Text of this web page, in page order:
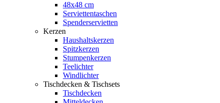
48x48 cm
Serviettentaschen
Spenderservietten
Kerzen
Haushaltskerzen
Spitzkerzen
Stumpenkerzen
Teelichter
Windlichter
Tischdecken & Tischsets
Tischdecken